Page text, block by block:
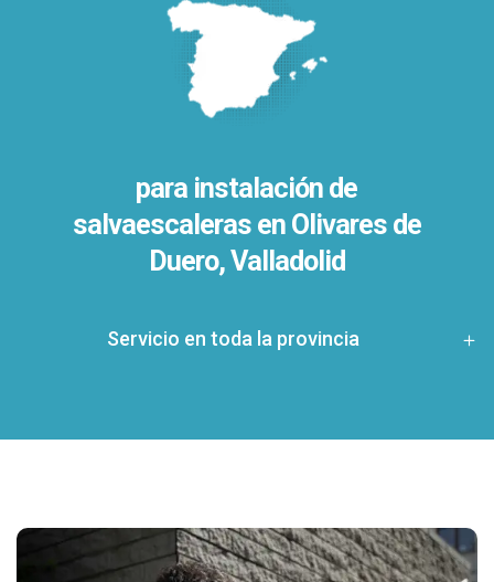
para instalación de
salvaescaleras en Olivares de
Duero, Valladolid
Servicio en toda la provincia